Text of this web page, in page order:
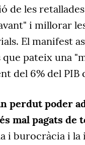
de les
i millorar
El manifest
pateix una
del 6% del PIB
perdut poder
mal pagats de
i burocràcia i la